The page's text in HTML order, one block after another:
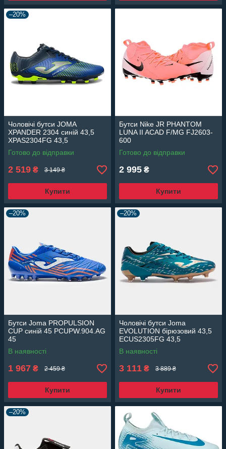
–20%
Чоловічі бутси JOMA
XPANDER 2304 синій 43,5
XPAS2304FG 43,5
Готово до відправки
2 519 ₴ 3 149 ₴
Купити
Бутси Nike JR PHANTOM
LUNA II ACAD F/MG FJ2603-
600
Готово до відправки
2 995 ₴
Купити
–20%
Бутси Joma PROPULSION
CUP синій 45 PCUPW.904.AG
45
В наявності
1 967 ₴ 2 459 ₴
Купити
–20%
Чоловічі бутси Joma
EVOLUTION бірюзовий 43,5
ECUS2305FG 43,5
В наявності
3 111 ₴ 3 889 ₴
Купити
–20%